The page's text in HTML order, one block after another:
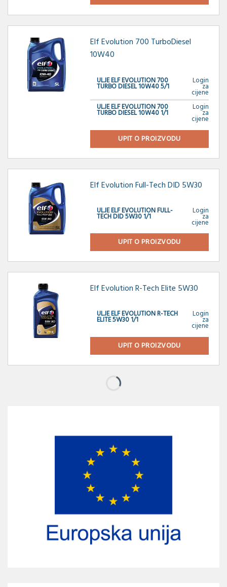
Elf Evolution 700 TurboDiesel
10W40
ULJE ELF EVOLUTION 700
TURBO DIESEL 10W40 5/1
Login
za
cijene
ULJE ELF EVOLUTION 700
TURBO DIESEL 10W40 1/1
Login
za
cijene
UPIT O PROIZVODU
Elf Evolution Full-Tech DID 5W30
ULJE ELF EVOLUTION FULL-
TECH DID 5W30 1/1
Login
za
cijene
UPIT O PROIZVODU
Elf Evolution R-Tech Elite 5W30
ULJE ELF EVOLUTION R-TECH
ELITE 5W30 1/1
Login
za
cijene
UPIT O PROIZVODU